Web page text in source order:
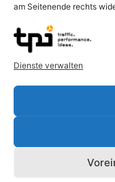
am Seitenende rechts
Dienste verwalten
Illustration Anatomie
Sagittalschnitt mit
Schnitt durch eine
läppchenartig